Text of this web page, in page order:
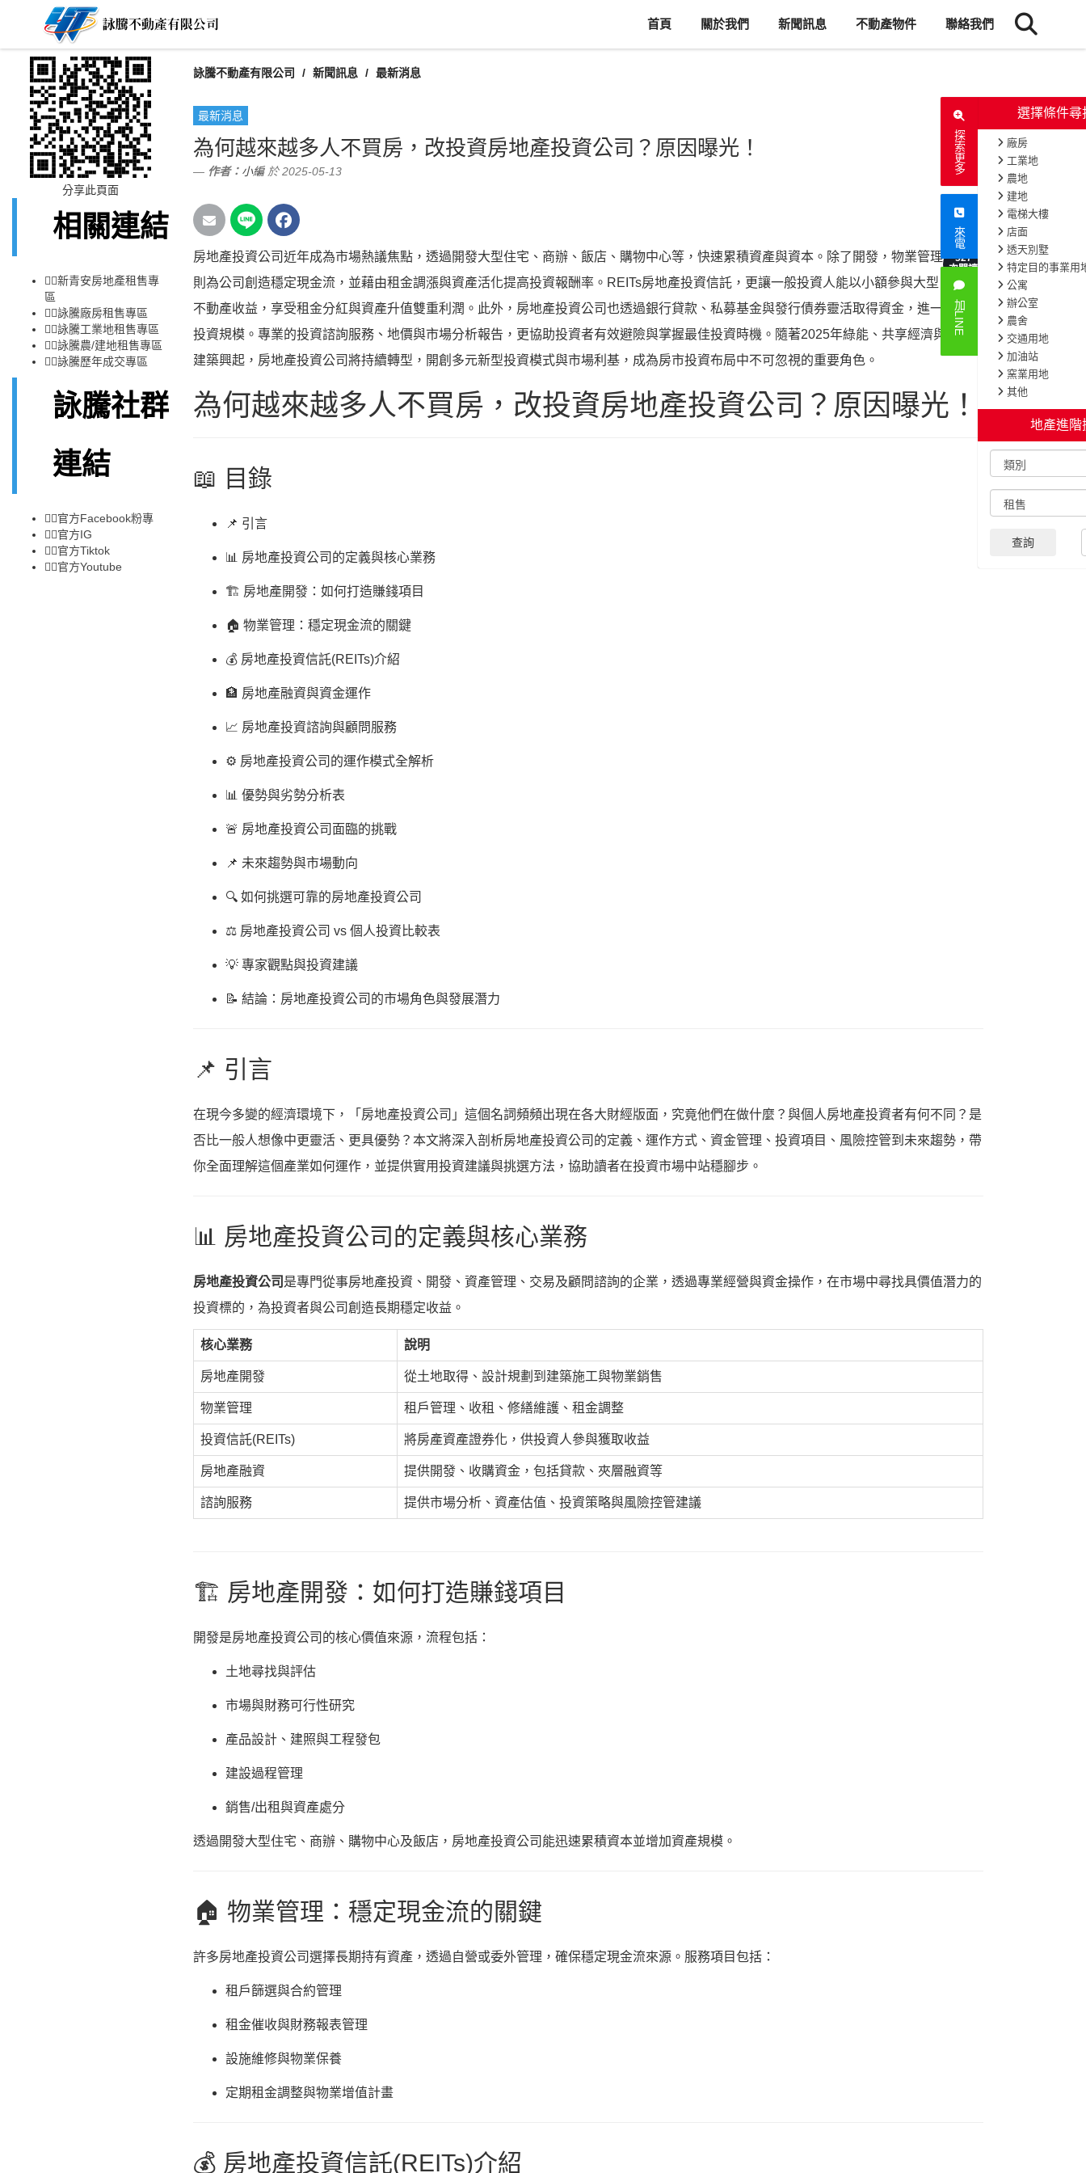
首頁 關於我們 新聞訊息 不動產物件 聯絡我們
詠騰不動產有限公司 新聞訊息 最新消息
最新消息
為何越來越多人不買房，改投資房地產投資公司？原因曝光！
作者： 小編於 2025-05-13
527
次閱讀
房地產投資公司近年成為市場熱議焦點，透過開發大型住宅、商辦、飯店、購物中心等，快速累積資產與資本。除了開發，物業管理
則為公司創造穩定現金流，並藉由租金調漲與資產活化提高投資報酬率。REITs房地產投資信託，更讓一般投資人能以小額參與大型
不動產收益，享受租金分紅與資產升值雙重利潤。此外，房地產投資公司也透過銀行貸款、私募基金與發行債券靈活取得資金，進一步擴大
投資規模。專業的投資諮詢服務、地價與市場分析報告，更協助投資者有效避險與掌握最佳投資時機。隨著2025年綠能、共享經濟與智慧
建築興起，房地產投資公司將持續轉型，開創多元新型投資模式與市場利基，成為房市投資布局中不可忽視的重要角色。
為何越來越多人不買房，改投資房地產投資公司？原因曝光！
📖 目錄
📌 引言
📊 房地產投資公司的定義與核心業務
🏗️ 房地產開發：如何打造賺錢項目
🏠 物業管理：穩定現金流的關鍵
💰 房地產投資信託(REITs)介紹
🏦 房地產融資與資金運作
📈 房地產投資諮詢與顧問服務
⚙️ 房地產投資公司的運作模式全解析
📊 優勢與劣勢分析表
🚨 房地產投資公司面臨的挑戰
📌 未來趨勢與市場動向
🔍 如何挑選可靠的房地產投資公司
⚖️ 房地產投資公司 vs 個人投資比較表
💡 專家觀點與投資建議
📝 結論：房地產投資公司的市場角色與發展潛力
📌 引言
在現今多變的經濟環境下，「房地產投資公司」這個名詞頻頻出現在各大財經版面，究竟他們在做什麼？與個人房地產投資者有何不同？是
否比一般人想像中更靈活、更具優勢？本文將深入剖析房地產投資公司的定義、運作方式、資金管理、投資項目、風險控管到未來趨勢，帶
你全面理解這個產業如何運作，並提供實用投資建議與挑選方法，協助讀者在投資市場中站穩腳步。
📊 房地產投資公司的定義與核心業務
房地產投資公司 是專門從事房地產投資、開發、資產管理、交易及顧問諮詢的企業，透過專業經營與資金操作，在市場中尋找具價值潛力的
投資標的，為投資者與公司創造長期穩定收益。
核心業務 說明
房地產開發 從土地取得、設計規劃到建築施工與物業銷售
物業管理 租戶管理、收租、修繕維護、租金調整
投資信託(REITs) 將房產資產證券化，供投資人參與獲取收益
房地產融資 提供開發、收購資金，包括貸款、夾層融資等
諮詢服務 提供市場分析、資產估值、投資策略與風險控管建議
🏗️ 房地產開發：如何打造賺錢項目
開發是房地產投資公司的核心價值來源，流程包括：
土地尋找與評估
市場與財務可行性研究
產品設計、建照與工程發包
建設過程管理
銷售/出租與資產處分
透過開發大型住宅、商辦、購物中心及飯店，房地產投資公司能迅速累積資本並增加資產規模。
🏠 物業管理：穩定現金流的關鍵
許多房地產投資公司選擇長期持有資產，透過自營或委外管理，確保穩定現金流來源。服務項目包括：
租戶篩選與合約管理
租金催收與財務報表管理
設施維修與物業保養
定期租金調整與物業增值計畫
💰 房地產投資信託(REITs)介紹
分享此頁面
相關連結
👉🏻新青安房地產租售專
區
👉🏻詠騰廠房租售專區
👉🏻詠騰工業地租售專區
👉🏻詠騰農/建地租售專區
👉🏻詠騰歷年成交專區
詠騰社群
連結
👉🏻官方Facebook粉專
👉🏻官方IG
👉🏻官方Tiktok
👉🏻官方Youtube